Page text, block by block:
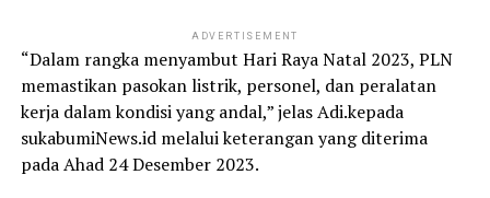
ADVERTISEMENT
“Dalam rangka menyambut Hari Raya Natal 2023, PLN
memastikan pasokan listrik, personel, dan peralatan
kerja dalam kondisi yang andal,” jelas Adi.kepada
sukabumiNews.id melalui keterangan yang diterima
pada Ahad 24 Desember 2023.